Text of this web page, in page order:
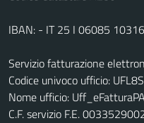
IBAN: - IT 25 I 06085
Servizio fatturazione
Codice univoco ufficio:
Nome ufficio: Uff_eFatturaPA
C.F. servizio F.E.